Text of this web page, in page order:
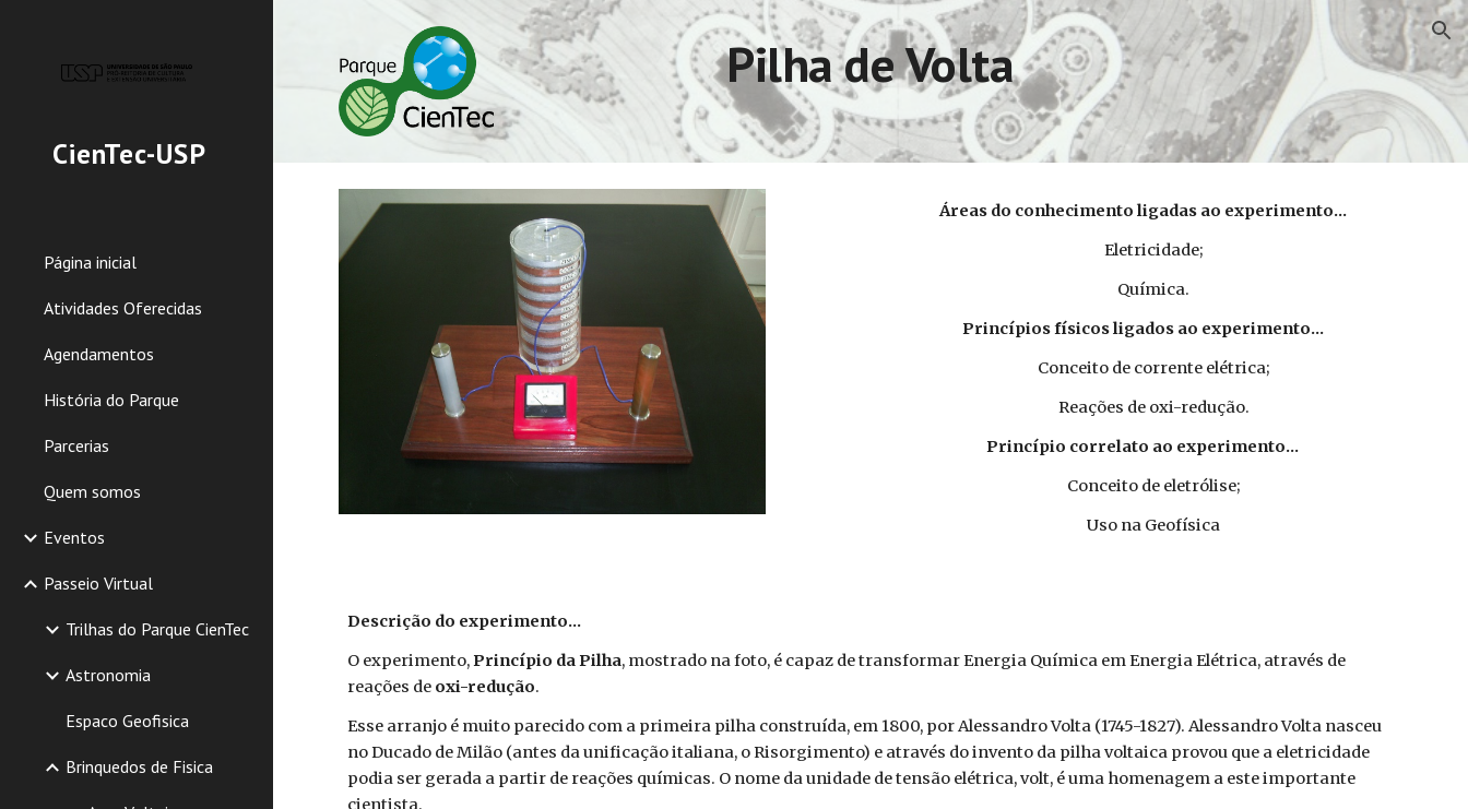
Skip to main content Skip to navigation
CienTec-USP
Página inicial
Atividades Oferecidas
Agendamentos
História do Parque
Parcerias
Quem somos
Eventos
Passeio Virtual
Trilhas do Parque CienTec
Astronomia
Espaco Geofisica
Brinquedos de Fisica
Pilha de Volta
Áreas do conhecimento ligadas ao experimento...
Eletricidade;
Química.
Princípios físicos ligados ao experimento...
Conceito de corrente elétrica;
Reações de oxi-redução.
Princípio correlato ao experimento...
Conceito de eletrólise;
Uso na Geofísica
Descrição do experimento...
O experimento,Princípio da Pilha, mostrado na foto, é capaz de transformar Energia Química em Energia Elétrica, através de
reações de oxi-redução.
Esse arranjo é muito parecido com a primeira pilha construída, em 1800, por Alessandro Volta (1745-1827). Alessandro Volta nasceu
no Ducado de Milão (antes da unificação italiana, o Risorgimento) e através do invento da pilha voltaica provou que a eletricidade
podia ser gerada a partir de reações químicas. O nome da unidade de tensão elétrica, volt, é uma homenagem a este importante
cientista.